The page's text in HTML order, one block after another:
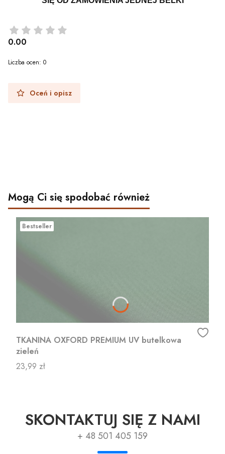
0.00
Liczba ocen: 0
Oceń i opisz
Mogą Ci się spodobać również
Bestseller
TKANINA OXFORD PREMIUM UV butelkowa
zieleń
Cena
23,99 zł
SKONTAKTUJ SIĘ Z NAMI
+ 48 501 405 159